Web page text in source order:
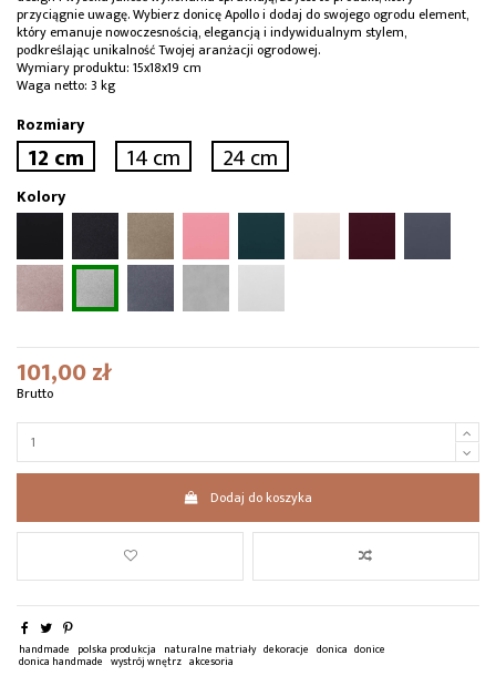
przyciągnie uwagę. Wybierz donicę Apollo i dodaj do swojego ogrodu element,
który emanuje nowoczesnością, elegancją i indywidualnym stylem,
podkreślając unikalność Twojej aranżacji ogrodowej.
Wymiary produktu: 15x18x19 cm
Waga netto: 3 kg
Rozmiary
12 cm 14 cm 24 cm
Kolory
101,00 zł
Brutto
Dodaj do koszyka
handmade polska produkcja naturalne matriały dekoracje donica donice
donica handmade wystrój wnętrz akcesoria